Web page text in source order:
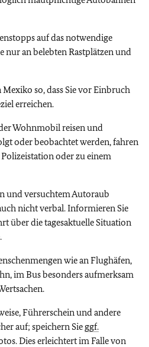
auf das notwendige
an belebten Rastplätzen und
Mexiko so, dass Sie vor Einbruch
erreichen.
Wohnmobil reisen und
oder beobachtet werden, fahren
Polizeistation oder zu einem
und versuchtem Autoraub
nicht verbal. Informieren Sie
über die tagesaktuelle Situation
wie an Flughäfen,
im Bus besonders aufmerksam
Führerschein und andere
auf; speichern Sie ggf.
Dies erleichtert im Falle von